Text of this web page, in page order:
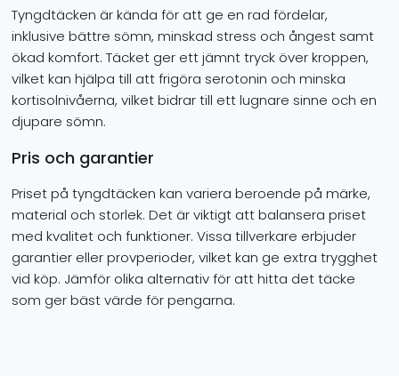
Tyngdtäcken är kända för att ge en rad fördelar,
inklusive bättre sömn, minskad stress och ångest samt
ökad komfort. Täcket ger ett jämnt tryck över kroppen,
vilket kan hjälpa till att frigöra serotonin och minska
kortisolnivåerna, vilket bidrar till ett lugnare sinne och en
djupare sömn.
Pris och garantier
Priset på tyngdtäcken kan variera beroende på märke,
material och storlek. Det är viktigt att balansera priset
med kvalitet och funktioner. Vissa tillverkare erbjuder
garantier eller provperioder, vilket kan ge extra trygghet
vid köp. Jämför olika alternativ för att hitta det täcke
som ger bäst värde för pengarna.